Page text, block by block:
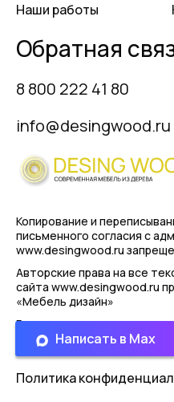
Наши работы
Обратная
8 800 222 41 80
info@desingwood.ru
Копирование и
письменного согласия с
www.desingwood.ru
Авторские права на все
сайта www.desingwood.ru
«Мебель дизайн»
Реальные изделия могут
представленным на сайте!
Политика
Написать в Max